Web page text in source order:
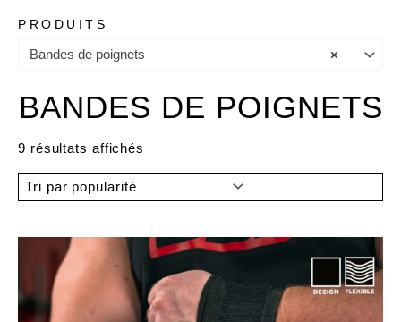
PRODUITS
×
Bandes de poignets
BANDES DE POIGNETS
9 résultats affichés
popularité